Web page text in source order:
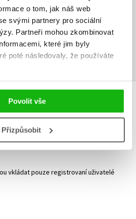
o tom, jak náš web
svými partnery pro sociální
Partneři mohou zkombinovat
které jim byly
poté následovaly, že používáte
Povolit vše
Přizpůsobitžádná uživatelská hodnocení.
vkládat pouze registrovaní uživatelé